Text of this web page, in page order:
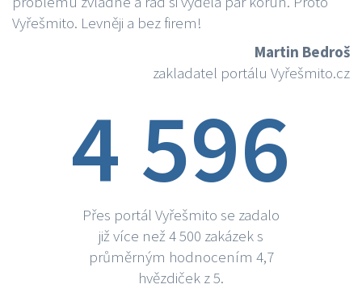
Vyřešmito. Levněji a bez firem!
Martin Bedroš
zakladatel portálu Vyřešmito.cz
4 596
Přes portál Vyřešmito se zadalo
již více než 4 500 zakázek s
průměrným hodnocením 4,7
hvězdiček z 5.